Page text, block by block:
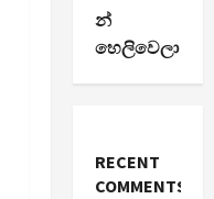
න්
හෙලිවෙලා
RECENT
COMMENTS